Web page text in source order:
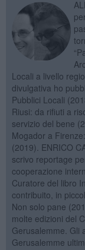
Locali a livello
divulgativa ho
Pubblici Locali
Riusi: da rifiuti a
servizio del bene
Mogador a
(2019). ENRICO
scrivo reportage
cooperazione
Curatore del libro
contribuito, in
Non solo pane
molte edizioni del
Gerusalemme. Gli
Gerusalemme